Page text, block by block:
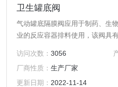
卫生罐底阀
气动罐底隔膜阀应用于制药、生
业的反应容器排料使用，该阀具
访问次数：3056
厂商性质：生产厂家
更新日期： 2022-11-14